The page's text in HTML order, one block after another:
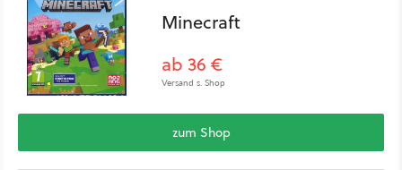
Minecraft
ab 36 €
Versand s. Shop
zum Shop